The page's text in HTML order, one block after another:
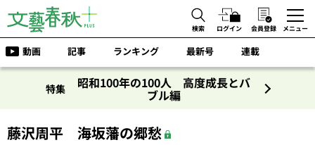
検索 ログイン 会員登録 メニュー
動画 記事 ランキング 最新号 連載
特集 昭和100年の100人 高度成長とバ
ブル編
藤沢周平 海坂藩の郷愁